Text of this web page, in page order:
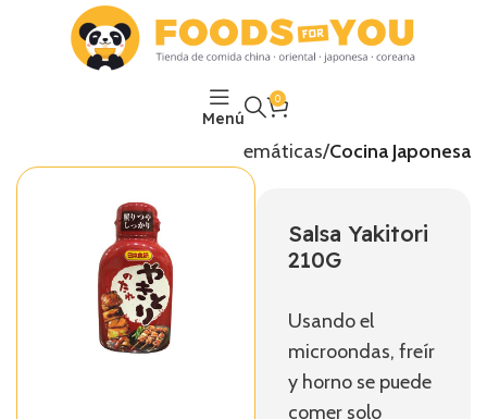
Menú
0
Temáticas Cocina Japonesa
Salsa Yakitori
210G
Usando el
microondas, freír
y horno se puede
comer solo